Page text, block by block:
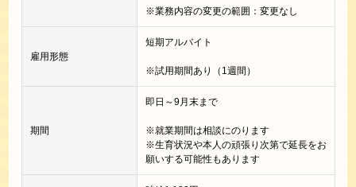
※業務内容の変更の範囲：変更なし
雇用形態
短期アルバイト
※試用期間あり（1週間）
期間
即日～9月末まで
※就業期間は相談にのります
※生育状況や本人の頑張り次第で延長をお
願いする可能性もあります